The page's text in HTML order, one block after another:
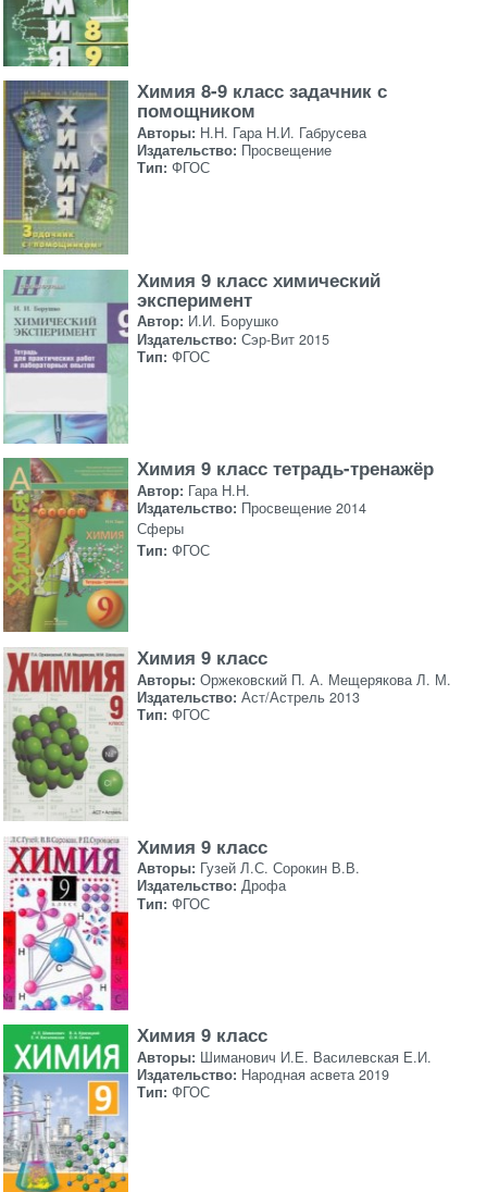
Химия 8-9 класс задачник с
помощником
Авторы: Н.Н. Гара Н.И. Габрусева
Издательство: Просвещение
Тип: ФГОС
Химия 9 класс химический
эксперимент
Автор: И.И. Борушко
Издательство: Сэр-Вит 2015
Тип: ФГОС
Химия 9 класс тетрадь-тренажёр
Автор: Гара Н.Н.
Издательство: Просвещение 2014
Сферы
Тип: ФГОС
Химия 9 класс
Авторы: Оржековский П. А. Мещерякова Л. М.
Издательство: Аст/Астрель 2013
Тип: ФГОС
Химия 9 класс
Авторы: Гузей Л.С. Сорокин В.В.
Издательство: Дрофа
Тип: ФГОС
Химия 9 класс
Авторы: Шиманович И.Е. Василевская Е.И.
Издательство: Народная асвета 2019
Тип: ФГОС